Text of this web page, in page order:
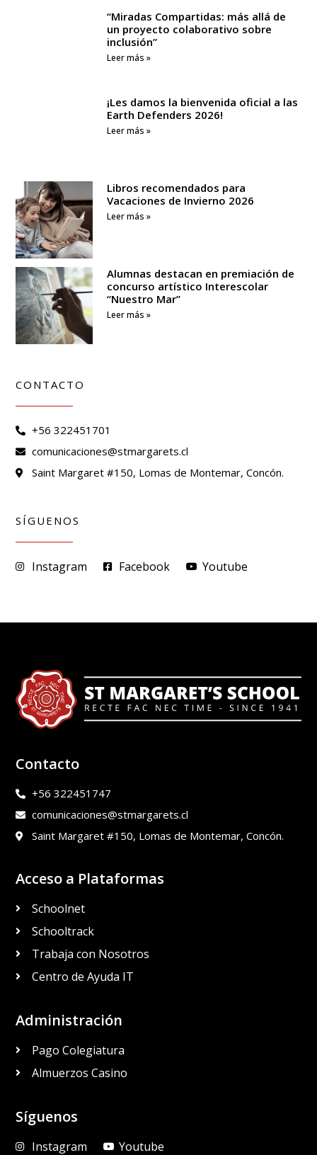
“Miradas Compartidas: más allá de
un proyecto colaborativo sobre
inclusión”
Leer más »
¡Les damos la bienvenida oficial a las
Earth Defenders 2026!
Leer más »
Libros recomendados para
Vacaciones de Invierno 2026
Leer más »
Alumnas destacan en premiación de
concurso artístico Interescolar
“Nuestro Mar”
Leer más »
CONTACTO
+56 322451701
comunicaciones@stmargarets.cl
Saint Margaret #150, Lomas de Montemar, Concón.
SÍGUENOS
Instagram Facebook Youtube
Contacto
+56 322451747
comunicaciones@stmargarets.cl
Saint Margaret #150, Lomas de Montemar, Concón.
Acceso a Plataformas
Schoolnet
Schooltrack
Trabaja con Nosotros
Centro de Ayuda IT
Administración
Pago Colegiatura
Almuerzos Casino
Síguenos
Instagram Youtube